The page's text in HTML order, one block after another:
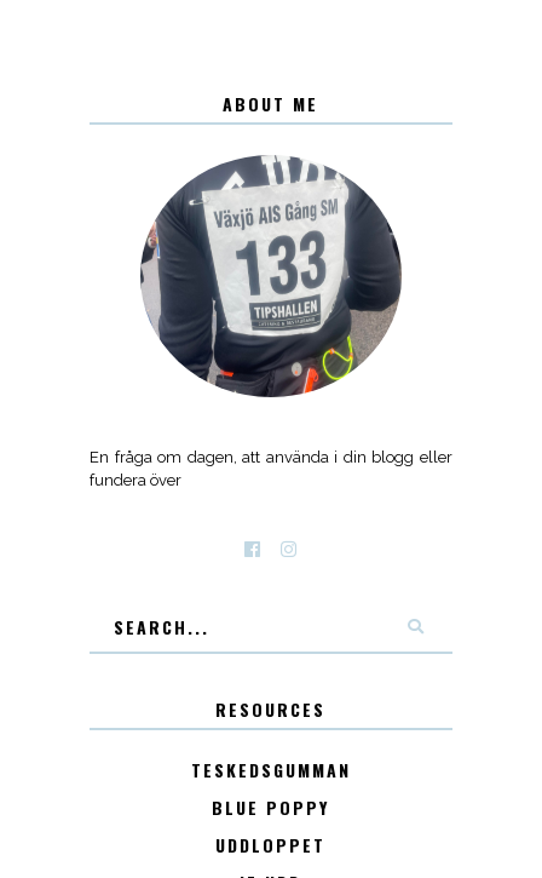
ABOUT ME
En fråga om dagen, att använda i din blogg eller
fundera över
RESOURCES
TESKEDSGUMMAN
BLUE POPPY
UDDLOPPET